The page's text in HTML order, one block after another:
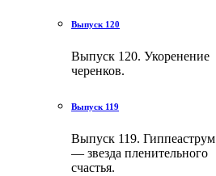
Выпуск 120
Выпуск 120. Укоренение
черенков.
Выпуск 119
Выпуск 119. Гиппеаструм
— звезда пленительного
счастья.